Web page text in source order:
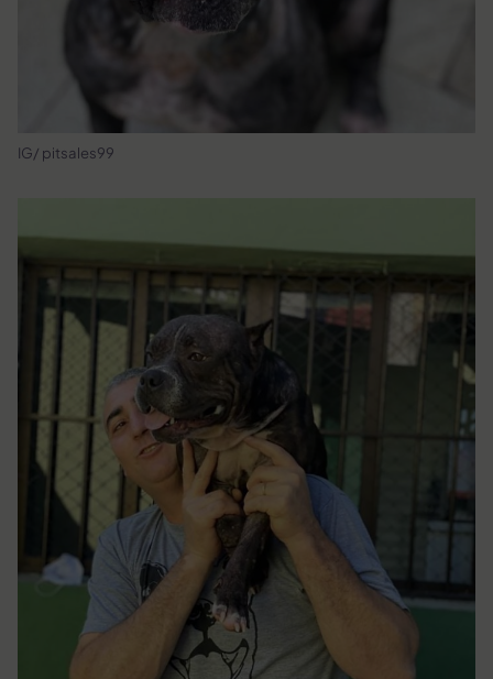
IG/ pitsales99